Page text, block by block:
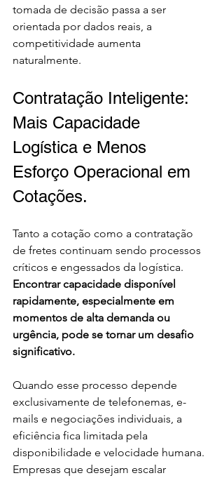
tomada de decisão passa a ser
orientada por dados reais, a
competitividade aumenta
naturalmente.
Contratação Inteligente:
Mais Capacidade
Logística e Menos
Esforço Operacional em
Cotações.
Tanto a cotação como a contratação
de fretes continuam sendo processos
críticos e engessados da logística.
Encontrar capacidade disponível
rapidamente, especialmente em
momentos de alta demanda ou
urgência, pode se tornar um desafio
significativo.
Quando esse processo depende
exclusivamente de telefonemas, e-
mails e negociações individuais, a
eficiência fica limitada pela
disponibilidade e velocidade humana.
Empresas que desejam escalar